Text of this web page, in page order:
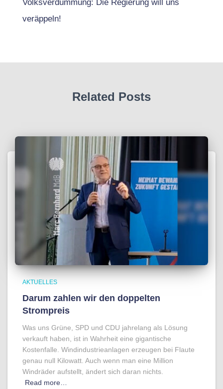
Volksverdummung: Die Regierung will uns
veräppeln!
Related Posts
AKTUELLES
Darum zahlen wir den doppelten
Strompreis
Was uns Grüne, SPD und CDU jahrelang als Lösung
verkauft haben, ist in Wahrheit eine gigantische
Kostenfalle. Windindustrieanlagen erzeugen bei Flaute
genau null Kilowatt. Auch wenn man eine Million
Windräder aufstellt, ändert sich daran nichts.
Read more…